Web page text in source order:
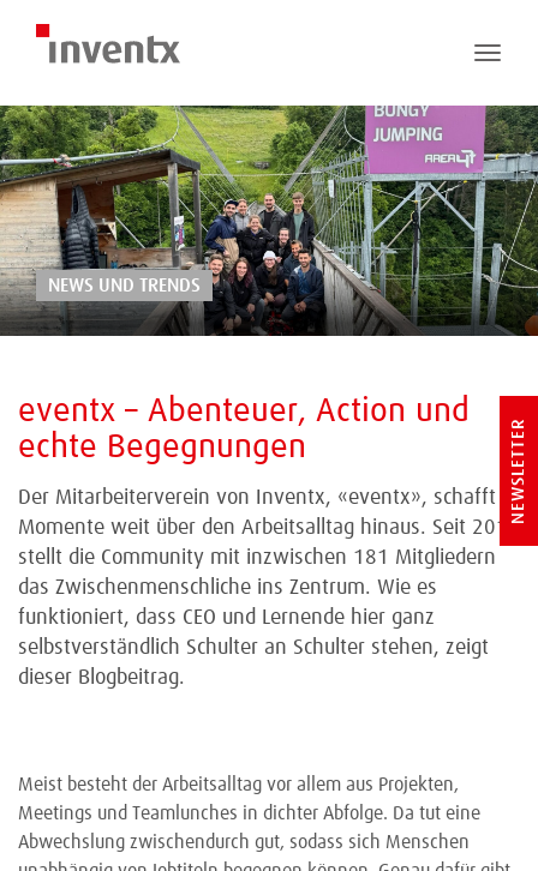
Toggle
NEWS UND TRENDS
eventx – Abenteuer, Action und
echte Begegnungen
Der Mitarbeiterverein von Inventx, «eventx», schafft
Momente weit über den Arbeitsalltag hinaus. Seit 2018
stellt die Community mit inzwischen 181 Mitgliedern
das Zwischenmenschliche ins Zentrum. Wie es
funktioniert, dass CEO und Lernende hier ganz
selbstverständlich Schulter an Schulter stehen, zeigt
dieser Blogbeitrag.
Meist besteht der Arbeitsalltag vor allem aus Projekten,
Meetings und Teamlunches in dichter Abfolge. Da tut eine
Abwechslung zwischendurch gut, sodass sich Menschen
NEWSLETTER